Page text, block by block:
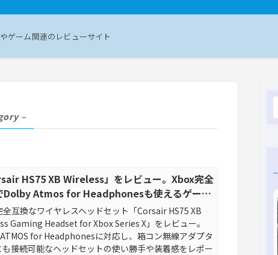
ゲーム関連のレビューサイト
–
HS75 XB Wireless」をレビュー。Xbox完全
Dolby Atmos for Headphonesも使えるゲーミ
ッドセット！
互換なワイヤレスヘッドセット「Corsair HS75 XB
Gaming Headset for Xbox Series X」をレビュー。
for Headphonesに対応し、箱コン無線アダプタ
も接続可能なヘッドセットの使い勝手や装着感をレポー